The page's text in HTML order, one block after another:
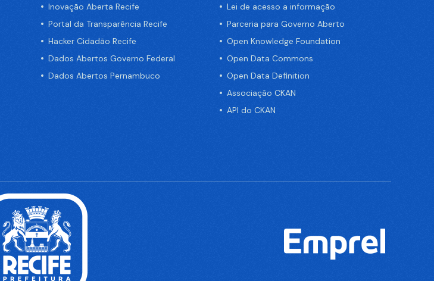
Inovação Aberta Recife
Portal da Transparência Recife
Hacker Cidadão Recife
Dados Abertos Governo Federal
Dados Abertos Pernambuco
Lei de acesso a informação
Parceria para Governo Aberto
Open Knowledge Foundation
Open Data Commons
Open Data Definition
Associação CKAN
API do CKAN